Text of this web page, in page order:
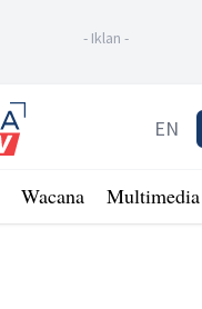
- Iklan -
EN
Wacana Multimedia